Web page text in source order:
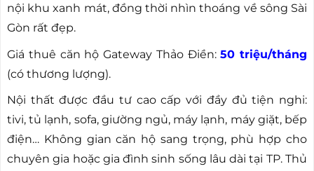
nội khu xanh mát, đồng thời nhìn thoáng về sông Sài
Gòn rất đẹp.
Giá thuê căn hộ Gateway Thảo Điền:50 triệu/tháng
(có thương lượng).
Nội thất được đầu tư cao cấp với đầy đủ tiện nghi:
tivi, tủ lạnh, sofa, giường ngủ, máy lạnh, máy giặt, bếp
điện… Không gian căn hộ sang trọng, phù hợp cho
chuyên gia hoặc gia đình sinh sống lâu dài tại TP. Thủ